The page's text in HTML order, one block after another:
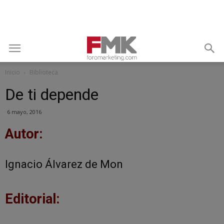
Inicio Biblioteca
De ti depende
6 mayo, 2016
Autor:
Ignacio Álvarez de Mon
Editorial: